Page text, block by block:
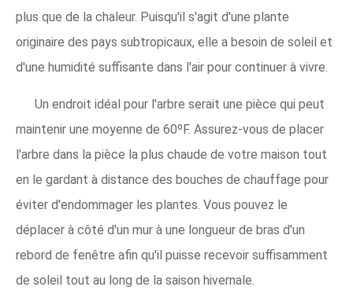
plus que de la chaleur. Puisqu'il s'agit d'une plante
originaire des pays subtropicaux, elle a besoin de soleil et
d'une humidité suffisante dans l'air pour continuer à vivre.
Un endroit idéal pour l'arbre serait une pièce qui peut
maintenir une moyenne de 60ºF. Assurez-vous de placer
l'arbre dans la pièce la plus chaude de votre maison tout
en le gardant à distance des bouches de chauffage pour
éviter d'endommager les plantes. Vous pouvez le
déplacer à côté d'un mur à une longueur de bras d'un
rebord de fenêtre afin qu'il puisse recevoir suffisamment
de soleil tout au long de la saison hivernale.